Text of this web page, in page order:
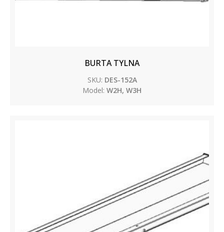
BURTA TYLNA
SKU: DES-152A
Model: W2H, W3H